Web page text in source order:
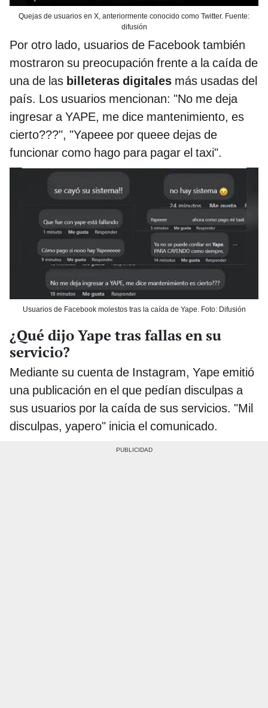
Quejas de usuarios en X, anteriormente conocido como Twitter. Fuente:
difusión
Por otro lado, usuarios de Facebook también
mostraron su preocupación frente a la caída de
una de las billeteras digitales más usadas del
país. Los usuarios mencionan: "No me deja
ingresar a YAPE, me dice mantenimiento, es
cierto???", "Yapeee por queee dejas de
funcionar como hago para pagar el taxi".
Usuarios de Facebook molestos tras la caída de Yape. Foto: Difusión
¿Qué dijo Yape tras fallas en su
servicio?
Mediante su cuenta de Instagram, Yape emitió
una publicación en el que pedían disculpas a
sus usuarios por la caída de sus servicios. "Mil
disculpas, yapero" inicia el comunicado.